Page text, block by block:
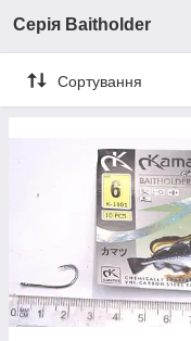
Серія Baitholder
Сортування